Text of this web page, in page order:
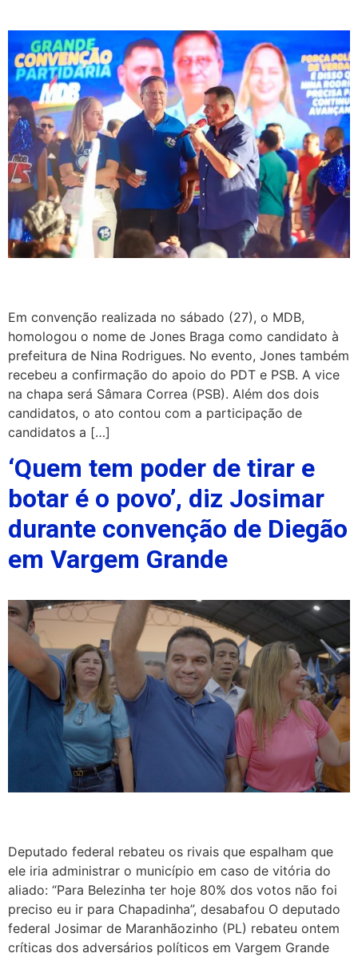
Em convenção realizada no sábado (27), o MDB,
homologou o nome de Jones Braga como candidato à
prefeitura de Nina Rodrigues. No evento, Jones também
recebeu a confirmação do apoio do PDT e PSB. A vice
na chapa será Sâmara Correa (PSB). Além dos dois
candidatos, o ato contou com a participação de
candidatos a […]
‘Quem tem poder de tirar e
botar é o povo’, diz Josimar
durante convenção de Diegão
em Vargem Grande
Deputado federal rebateu os rivais que espalham que
ele iria administrar o município em caso de vitória do
aliado: “Para Belezinha ter hoje 80% dos votos não foi
preciso eu ir para Chapadinha”, desabafou O deputado
federal Josimar de Maranhãozinho (PL) rebateu ontem
críticas dos adversários políticos em Vargem Grande